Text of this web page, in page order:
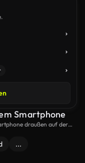
Smartphone
draußen auf der
...